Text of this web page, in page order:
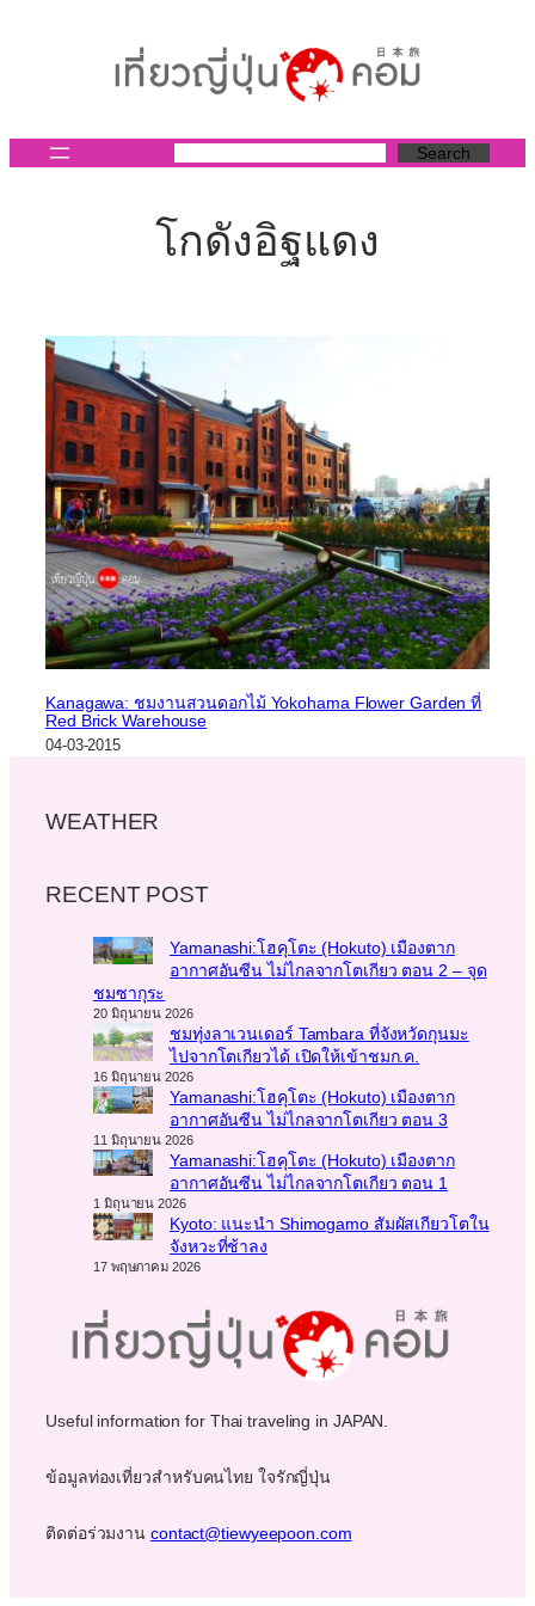
Search
โกดังอิฐแดง
Kanagawa: ชมงานสวนดอกไม้ Yokohama Flower Garden ที่
Red Brick Warehouse
04-03-2015
WEATHER
RECENT POST
Yamanashi:โฮคุโตะ (Hokuto) เมืองตาก
อากาศอันซีน ไม่ไกลจากโตเกียว ตอน 2 – จุด
ชมซากุระ
20 มิถุนายน 2026
ชมทุ่งลาเวนเดอร์ Tambara ที่จังหวัดกุนมะ
ไปจากโตเกียวได้ เปิดให้เข้าชมก.ค.
16 มิถุนายน 2026
Yamanashi:โฮคุโตะ (Hokuto) เมืองตาก
อากาศอันซีน ไม่ไกลจากโตเกียว ตอน 3
11 มิถุนายน 2026
Yamanashi:โฮคุโตะ (Hokuto) เมืองตาก
อากาศอันซีน ไม่ไกลจากโตเกียว ตอน 1
1 มิถุนายน 2026
Kyoto: แนะนำ Shimogamo สัมผัสเกียวโตใน
จังหวะที่ช้าลง
17 พฤษภาคม 2026
Useful information for Thai traveling in JAPAN.
ข้อมูลท่องเที่ยวสำหรับคนไทย ใจรักญี่ปุ่น
ติดต่อร่วมงาน contact@tiewyeepoon.com